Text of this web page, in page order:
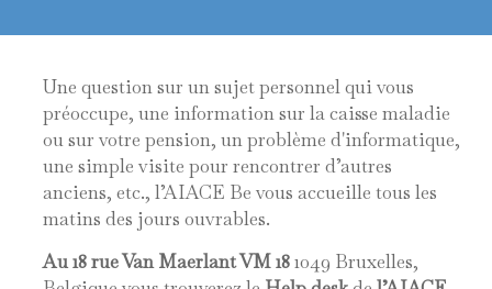
Une question sur un sujet personnel qui vous
préoccupe, une information sur la caisse maladie
ou sur votre pension, un problème d'informatique,
une simple visite pour rencontrer d’autres
anciens, etc., l’AIACE Be vous accueille tous les
matins des jours ouvrables.
Au 18 rue Van Maerlant VM 181049 Bruxelles,